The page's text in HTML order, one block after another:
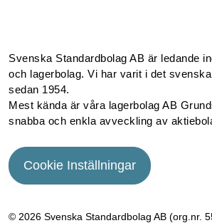
Svenska Standardbolag AB är ledande
och lagerbolag. Vi har varit i det
sedan 1954.
Mest kända är våra lagerbolag AB
snabba och enkla avveckling av
Cookie Inställningar
© 2026 Svenska Standardbolag AB (org.nr.